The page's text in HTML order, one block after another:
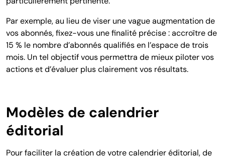
Par exemple, au lieu de viser une vague augmentation de
vos abonnés, fixez-vous une finalité précise : accroître de
15 % le nombre d’abonnés qualifiés en l’espace de trois
mois. Un tel objectif vous permettra de mieux piloter vos
actions et d’évaluer plus clairement vos résultats.
Modèles de calendrier
éditorial
Pour faciliter la création de votre calendrier éditorial, de